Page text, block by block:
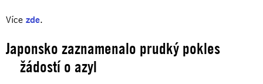
Více zde.
Japonsko zaznamenalo prudký pokles
žádostí o azyl